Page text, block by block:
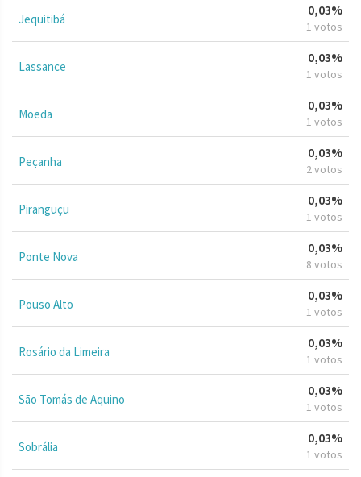
Jequitibá
0,03%
1 votos
Lassance
0,03%
1 votos
Moeda
0,03%
1 votos
Peçanha
0,03%
2 votos
Piranguçu
0,03%
1 votos
Ponte Nova
0,03%
8 votos
Pouso Alto
0,03%
1 votos
Rosário da Limeira
0,03%
1 votos
São Tomás de Aquino
0,03%
1 votos
Sobrália
0,03%
1 votos